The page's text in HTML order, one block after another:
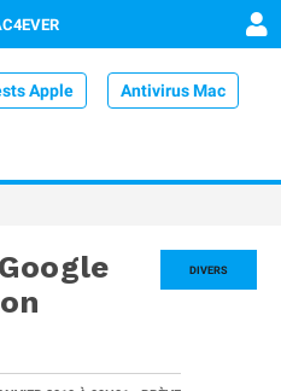
Apple Antivirus Mac
DIVERS